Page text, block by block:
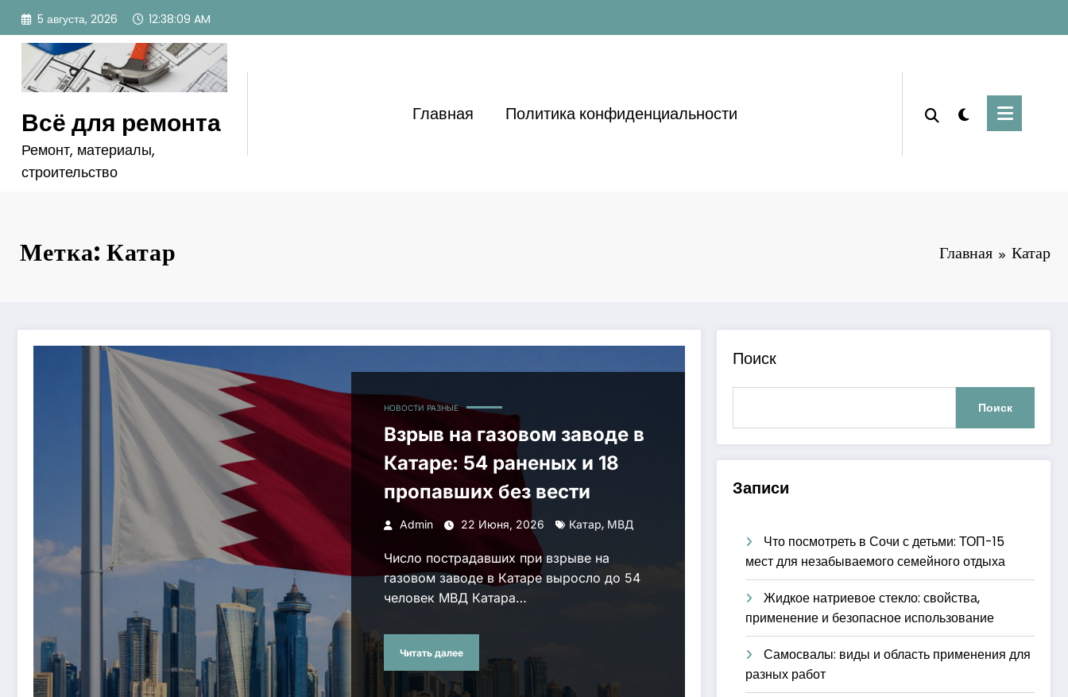
Перейти
содержимому
5 августа, 2026 12:38:10 AM
Всё для ремонта
Ремонт, материалы,
строительство
Главная Политика конфиденциальности
Метка: Катар Главная Катар
НОВОСТИ РАЗНЫЕ
Взрыв на газовом заводе в
Катаре: 54 раненых и 18
пропавших без вести
Admin 22 Июня, 2026 Катар, МВД
Число пострадавших при взрыве на
газовом заводе в Катаре выросло до 54
человек МВД Катара…
Читать далее
Поиск
Поиск
Записи
Что посмотреть в Сочи с детьми: ТОП-15
мест для незабываемого семейного отдыха
Жидкое натриевое стекло: свойства,
применение и безопасное использование
Самосвалы: виды и область применения для
разных работ